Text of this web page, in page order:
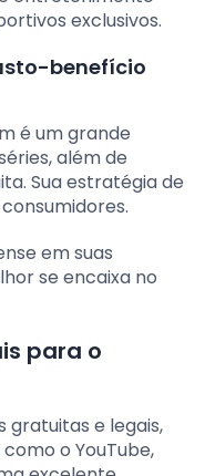
exclusivos.
benefício
é um grande
além de
Sua estratégia de
em suas
se encaixa no
para o
gratuitas e legais,
o YouTube,